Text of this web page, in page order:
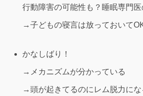
行動障害の可能性も？睡眠専門
→子どもの寝言は放っておいて
かなしばり！
→メカニズムが分かっている
→頭が起きてるのにレム脱力に